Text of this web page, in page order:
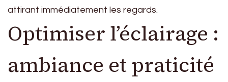
attirant immédiatement les regards.
Optimiser l’éclairage :
ambiance et praticité